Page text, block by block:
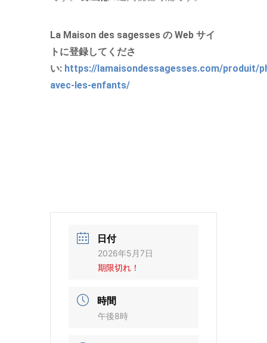
La Maison des sagesses の Web サイ
トに登録してくださ
い: https://lamaisondessagesses.com/produit/
avec-les-enfants/
日付
2026年5月7日
期限切れ！
時間
午後8時